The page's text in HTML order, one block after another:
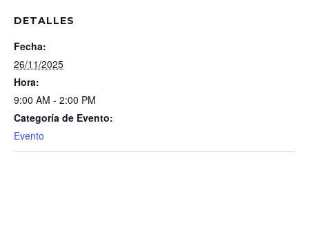
DETALLES
Fecha:
26/11/2025
Hora:
9:00 AM - 2:00 PM
Categoría de Evento:
Evento